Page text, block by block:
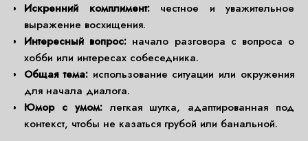
Искренний комплимент:честное и уважительное
выражение восхищения.
Интересный вопрос: начало разговора с вопроса о
хобби или интересах собеседника.
Общая тема:использование ситуации или окружения
для начала диалога.
Юмор с умом:легкая шутка, адаптированная под
контекст, чтобы не казаться грубой или банальной.